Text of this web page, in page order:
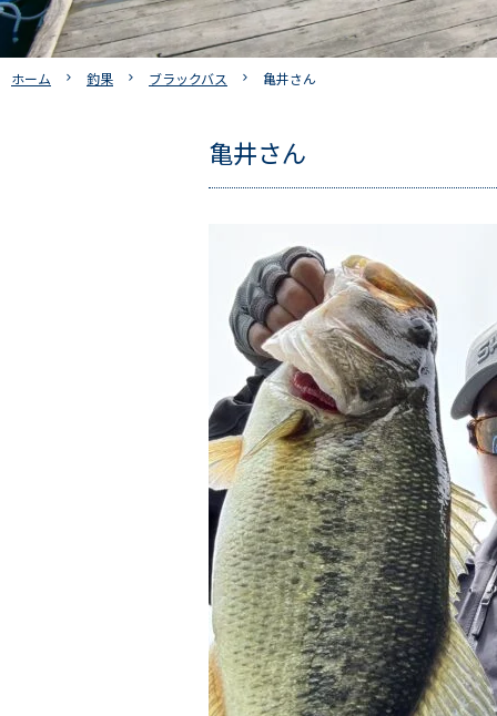
ホーム 釣果 ブラックバス 亀井さん
亀井さん